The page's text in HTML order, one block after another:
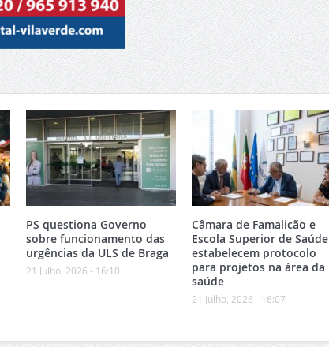
PS questiona Governo
sobre funcionamento das
urgências da ULS de Braga
21 Julho, 2026 - 16:10
Câmara de Famalicão e
Escola Superior de Saúde
estabelecem protocolo
para projetos na área da
saúde
21 Julho, 2026 - 16:07